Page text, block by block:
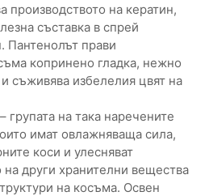
производството на кератин,
съставка в спрей
Пантенолът прави
копринено гладка, нежно
съживява избелелия цвят на
– групата на така наречените
имат овлажняваща сила,
коси и улесняват
на други хранителни вещества
на косъма. Освен